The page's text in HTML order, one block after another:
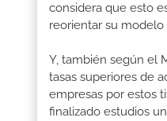
considera que esto
reorientar su modelo
Y, también según el
tasas superiores de
empresas por estos
finalizado estudios